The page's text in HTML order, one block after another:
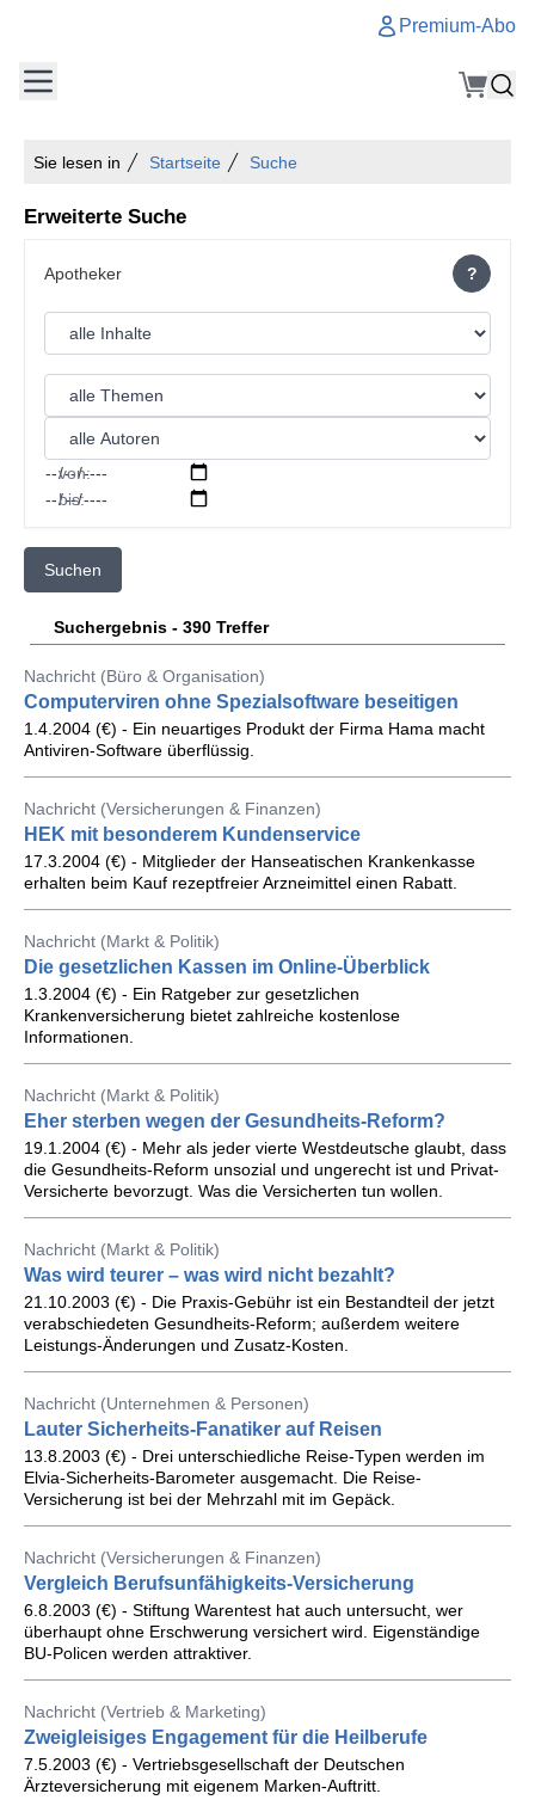
Premium-Abo
Sie lesen in Startseite Suche
Erweiterte Suche
?
von:
bis:
Suchen
Suchergebnis - 390 Treffer
Nachricht (Büro & Organisation)
Computerviren ohne Spezialsoftware beseitigen
1.4.2004 (€) - Ein neuartiges Produkt der Firma Hama macht
Antiviren-Software überflüssig.
Nachricht (Versicherungen & Finanzen)
HEK mit besonderem Kundenservice
17.3.2004 (€) - Mitglieder der Hanseatischen Krankenkasse
erhalten beim Kauf rezeptfreier Arzneimittel einen Rabatt.
Nachricht (Markt & Politik)
Die gesetzlichen Kassen im Online-Überblick
1.3.2004 (€) - Ein Ratgeber zur gesetzlichen
Krankenversicherung bietet zahlreiche kostenlose
Informationen.
Nachricht (Markt & Politik)
Eher sterben wegen der Gesundheits-Reform?
19.1.2004 (€) - Mehr als jeder vierte Westdeutsche glaubt, dass
die Gesundheits-Reform unsozial und ungerecht ist und Privat-
Versicherte bevorzugt. Was die Versicherten tun wollen.
Nachricht (Markt & Politik)
Was wird teurer – was wird nicht bezahlt?
21.10.2003 (€) - Die Praxis-Gebühr ist ein Bestandteil der jetzt
verabschiedeten Gesundheits-Reform; außerdem weitere
Leistungs-Änderungen und Zusatz-Kosten.
Nachricht (Unternehmen & Personen)
Lauter Sicherheits-Fanatiker auf Reisen
13.8.2003 (€) - Drei unterschiedliche Reise-Typen werden im
Elvia-Sicherheits-Barometer ausgemacht. Die Reise-
Versicherung ist bei der Mehrzahl mit im Gepäck.
Nachricht (Versicherungen & Finanzen)
Vergleich Berufsunfähigkeits-Versicherung
6.8.2003 (€) - Stiftung Warentest hat auch untersucht, wer
überhaupt ohne Erschwerung versichert wird. Eigenständige
BU-Policen werden attraktiver.
Nachricht (Vertrieb & Marketing)
Zweigleisiges Engagement für die Heilberufe
7.5.2003 (€) - Vertriebsgesellschaft der Deutschen
Ärzteversicherung mit eigenem Marken-Auftritt.